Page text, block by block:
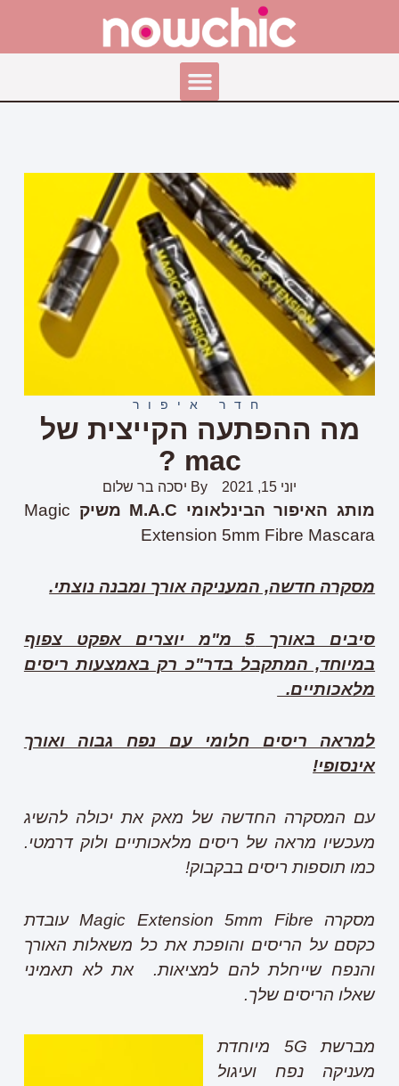
חדר איפור
מה ההפתעה הקייצית של
mac ?
יוני 15, 2021 By יסכה בר שלום
מותג האיפור הבינלאומי M.A.C משיק Magic
Extension 5mm Fibre Mascara
מסקרה חדשה, המעניקה אורך ומבנה נוצתי.
סיבים באורך 5 מ"מ יוצרים אפקט צפוף
במיוחד, המתקבל בדר"כ רק באמצעות ריסים
מלאכותיים.
למראה ריסים חלומי עם נפח גבוה ואורך
אינסופי!
עם המסקרה החדשה של מאק את יכולה להשיג
מעכשיו מראה של ריסים מלאכותיים ולוק דרמטי.
כמו תוספות ריסים בבקבוק!
מסקרה Magic Extension 5mm Fibreעובדת
כקסם על הריסים והופכת את כל משאלות האורך
והנפח שייחלת להם למציאות. את לא תאמיני
שאלו הריסים שלך.
מברשת 5 G
מיוחדת
מעניקה נפח ועיגול